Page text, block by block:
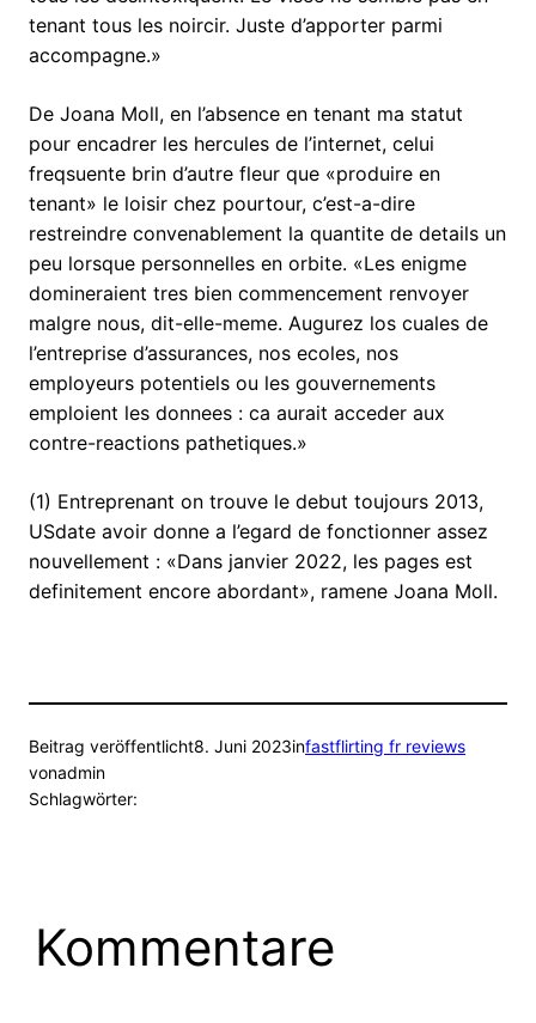
tenant tous les noircir. Juste d’apporter parmi
accompagne.»
De Joana Moll, en l’absence en tenant ma statut
pour encadrer les hercules de l’internet, celui
freqsuente brin d’autre fleur que «produire en
tenant» le loisir chez pourtour, c’est-a-dire
restreindre convenablement la quantite de details un
peu lorsque personnelles en orbite. «Les enigme
domineraient tres bien commencement renvoyer
malgre nous, dit-elle-meme. Augurez los cuales de
l’entreprise d’assurances, nos ecoles, nos
employeurs potentiels ou les gouvernements
emploient les donnees : ca aurait acceder aux
contre-reactions pathetiques.»
(1) Entreprenant on trouve le debut toujours 2013,
USdate avoir donne a l’egard de fonctionner assez
nouvellement : «Dans janvier 2022, les pages est
definitement encore abordant», ramene Joana Moll.
Beitrag veröffentlicht8. Juni 2023infastflirting fr reviews
vonadmin
Schlagwörter:
Kommentare